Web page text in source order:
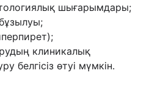
шығарымдары;
клиникалық
белгісіз өтуі мүмкін.